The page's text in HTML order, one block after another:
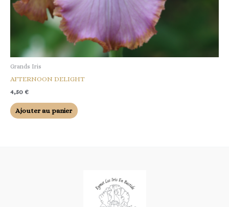
Grands Iris
AFTERNOON DELIGHT
4,50 €
Ajouter au panier